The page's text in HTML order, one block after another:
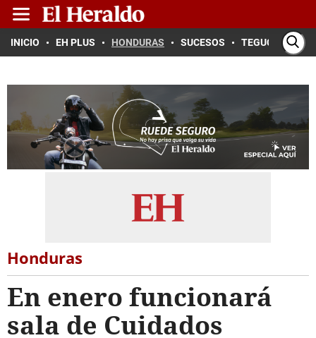
INICIO EH PLUS HONDURAS SUCESOS TEGUCIGALPA
Honduras
En enero funcionará
sala de Cuidados